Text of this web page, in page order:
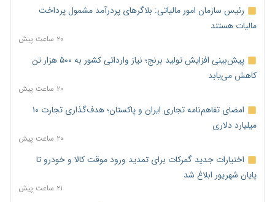
رئیس سازمان امور مالیاتی: بلاگرهای پردرآمد مشمول پرداخت
مالیات هستند
۲۰ ساعت پیش
پیش‌بینی افزایش تولید برنج؛ نیاز وارداتی کشور به ۵۰۰ هزار تن
کاهش می‌یابد
۲۰ ساعت پیش
امضای تفاهم‌نامه تجاری ایران و پاکستان؛ هدف‌گذاری تجارت ۱۰
میلیارد دلاری
۲۰ ساعت پیش
اختیارات جدید گمرکات برای تمدید ورود موقت کالا و خودرو تا
پایان شهریور ابلاغ شد
۲۱ ساعت پیش